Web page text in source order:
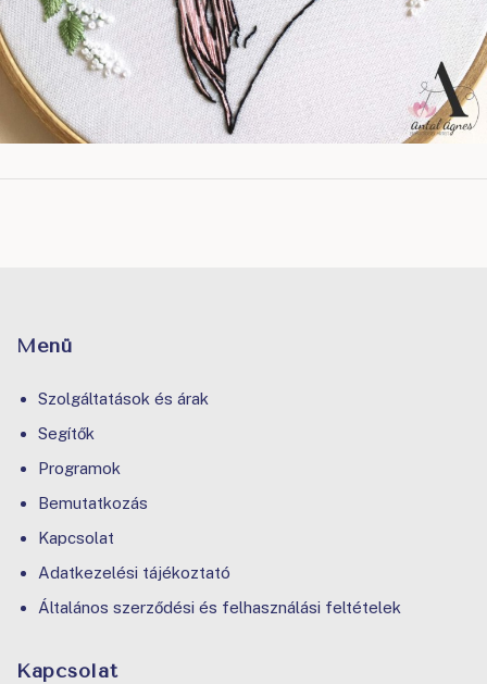
Menü
Szolgáltatások és árak
Segítők
Programok
Bemutatkozás
Kapcsolat
Adatkezelési tájékoztató
Általános szerződési és felhasználási feltételek
Kapcsolat